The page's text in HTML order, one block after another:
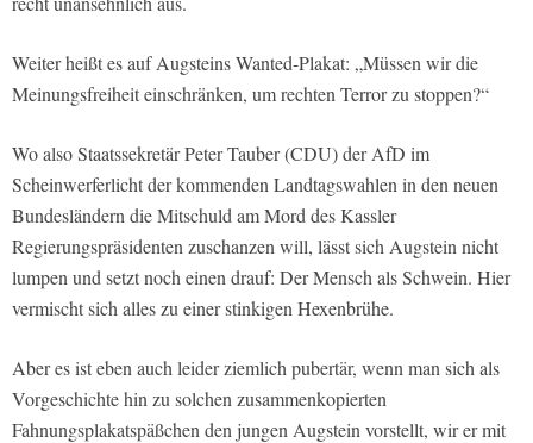
Weiter heißt es auf Augsteins Wanted-Plakat: „Müssen wir die
Meinungsfreiheit einschränken, um rechten Terror zu stoppen?“
Wo also Staatssekretär Peter Tauber (CDU) der AfD im
Scheinwerferlicht der kommenden Landtagswahlen in den neuen
Bundesländern die Mitschuld am Mord des Kassler
Regierungspräsidenten zuschanzen will, lässt sich Augstein nicht
lumpen und setzt noch einen drauf: Der Mensch als Schwein. Hier
vermischt sich alles zu einer stinkigen Hexenbrühe.
Aber es ist eben auch leider ziemlich pubertär, wenn man sich als
Vorgeschichte hin zu solchen zusammenkopierten
Fahnungsplakatspäßchen den jungen Augstein vorstellt, wir er mit